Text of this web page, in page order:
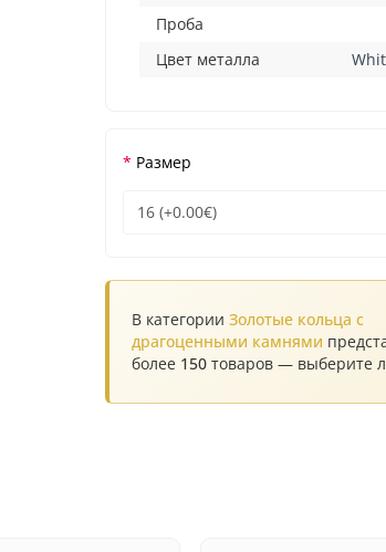
Проба
Цвет металла
Размер
В категорииЗолотые кольца с
драгоценными камнями
более 150 товаров — выберите